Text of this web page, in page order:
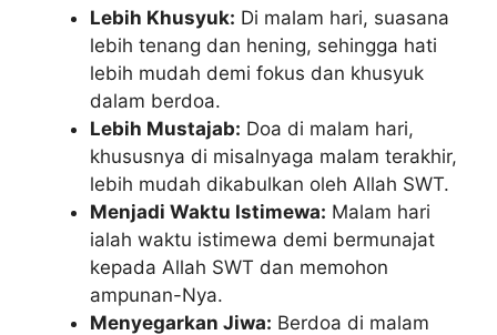
Lebih Khusyuk: Di malam hari, suasana
lebih tenang dan hening, sehingga hati
lebih mudah demi fokus dan khusyuk
dalam berdoa.
Lebih Mustajab: Doa di malam hari,
khususnya di misalnyaga malam terakhir,
lebih mudah dikabulkan oleh Allah SWT.
Menjadi Waktu Istimewa: Malam hari
ialah waktu istimewa demi bermunajat
kepada Allah SWT dan memohon
ampunan-Nya.
Menyegarkan Jiwa: Berdoa di malam